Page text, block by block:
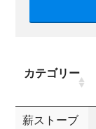
カテゴリー
薪ストーブ